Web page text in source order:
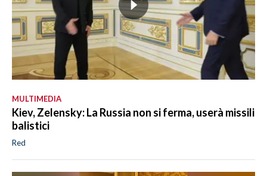
MULTIMEDIA
Kiev, Zelensky: La Russia non si ferma, userà missili
balistici
Red